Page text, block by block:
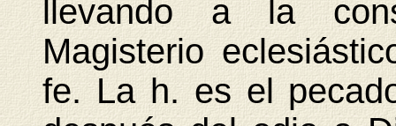
llevando a la
Magisterio
fe. La h. es el